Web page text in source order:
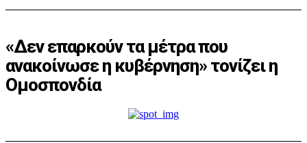
«Δεν επαρκούν τα μέτρα που
ανακοίνωσε η κυβέρνηση» τονίζει η
Ομοσπονδία